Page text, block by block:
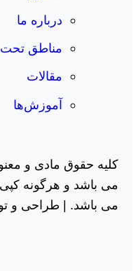
درباره ما
مناطق
مقالات
آموزش‌ها
کلیه حقوق مادی و
می باشد و هرگونه
می باشد. | طراحی و